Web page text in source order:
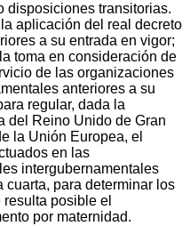
disposiciones transitorias.
aplicación del real decreto
a su entrada en vigor;
toma en consideración de
de las organizaciones
anteriores a su
regular, dada la
del Reino Unido de Gran
la Unión Europea, el
en las
intergubernamentales
cuarta, para determinar los
posible el
por maternidad.